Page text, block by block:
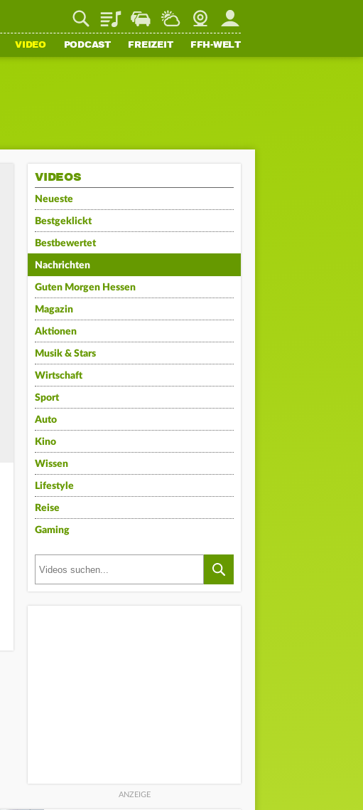
PlaylistStaupilotWetterWebcamMein FFH
VIDEO PODCAST FREIZEIT FFH-WELT
VIDEOS
Neueste
Bestgeklickt
Bestbewertet
Nachrichten
Guten Morgen Hessen
Magazin
Aktionen
Musik & Stars
Wirtschaft
Sport
Auto
Kino
Wissen
Lifestyle
Reise
Gaming